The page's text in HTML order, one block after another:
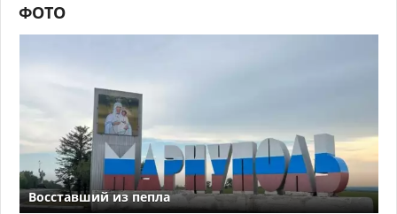
ФОТО
Восставший из пепла